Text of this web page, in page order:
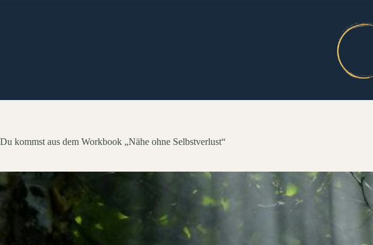
Du kommst aus dem Workbook „Nähe ohne Selbstverlust“